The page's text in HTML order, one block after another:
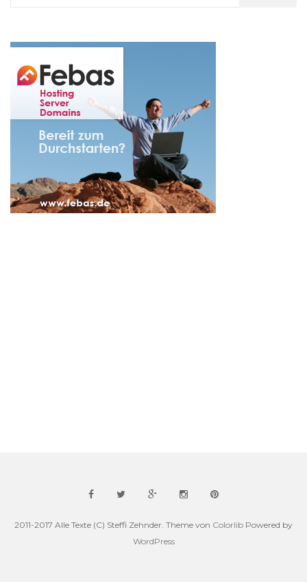
2011-2017 Alle Texte (C) Steffi Zehnder. Theme von Colorlib Powered by
WordPress